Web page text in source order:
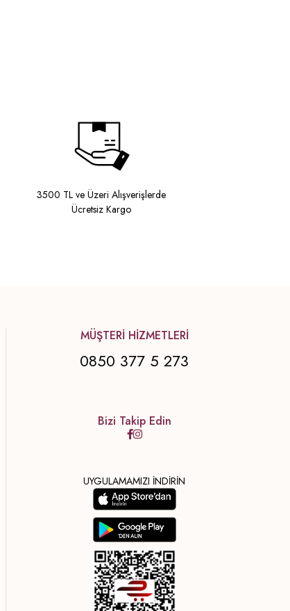
3500 TL ve Üzeri Alışverişlerde
Ücretsiz Kargo
MÜŞTERİ HİZMETLERİ
0850 377 5 273
Bizi Takip Edin
UYGULAMAMIZI İNDİRİN